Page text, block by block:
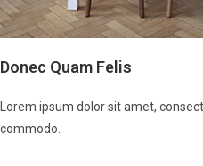
Donec Quam Felis
Lorem ipsum dolor sit amet,
commodo.